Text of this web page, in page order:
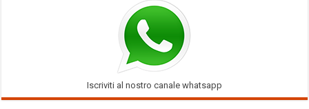
Iscriviti al nostro canale whatsapp